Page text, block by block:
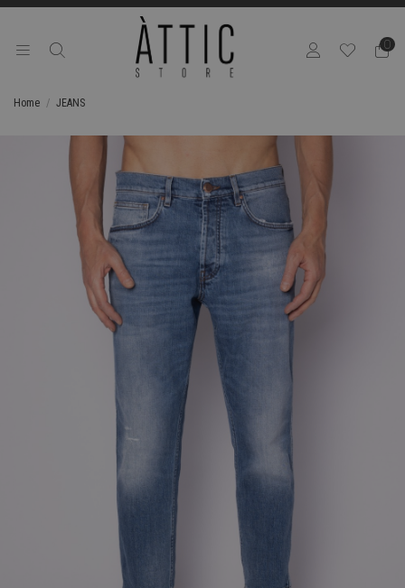
0
Home JEANS